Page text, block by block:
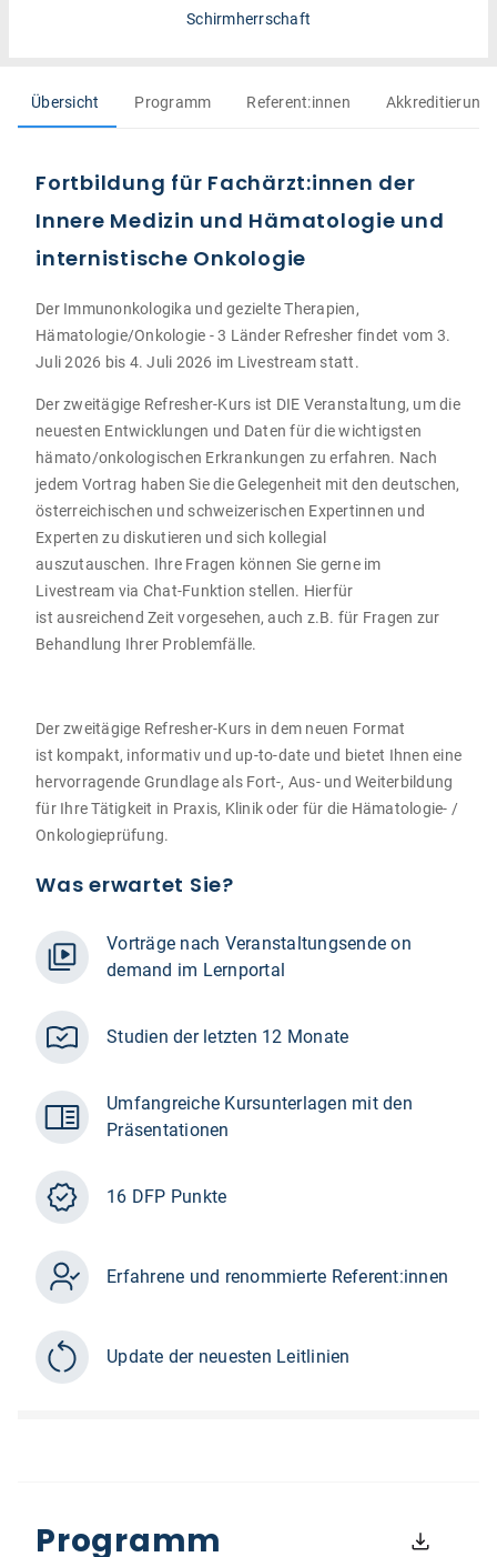
Übersicht Programm Referent:innen Akkreditierung
Fortbildung für Fachärzt:innen der
Innere Medizin und Hämatologie und
internistische Onkologie
Der Immunonkologika und gezielte Therapien,
Hämatologie/Onkologie - 3 Länder Refresher findet vom 3.
Juli 2026 bis 4. Juli 2026 im Livestream statt.
Der zweitägige Refresher-Kurs ist DIE Veranstaltung, um die
neuesten Entwicklungen und Daten für die wichtigsten
hämato/onkologischen Erkrankungen zu erfahren. Nach
jedem Vortrag haben Sie die Gelegenheit mit den deutschen,
österreichischen und schweizerischen Expertinnen und
Experten zu diskutieren und sich kollegial
auszutauschen. Ihre Fragen können Sie gerne im
Livestream via Chat-Funktion stellen. Hierfür
ist ausreichend Zeit vorgesehen, auch z.B. für Fragen zur
Behandlung Ihrer Problemfälle.
Der zweitägige Refresher-Kurs in dem neuen Format
ist kompakt, informativ und up-to-date und bietet Ihnen eine
hervorragende Grundlage als Fort-, Aus- und Weiterbildung
für Ihre Tätigkeit in Praxis, Klinik oder für die Hämatologie- /
Onkologieprüfung.
Was erwartet Sie?
Vorträge nach Veranstaltungsende on
demand im Lernportal
Studien der letzten 12 Monate
Umfangreiche Kursunterlagen mit den
Präsentationen
16 DFP Punkte
Erfahrene und renommierte Referent:innen
Update der neuesten Leitlinien
Programm
Schirmherrschaft